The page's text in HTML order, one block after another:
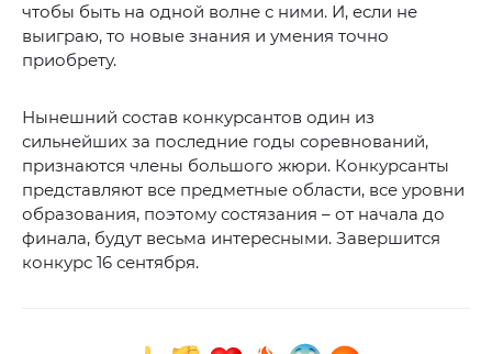
чтобы быть на одной волне с ними. И, если не
выиграю, то новые знания и умения точно
приобрету.
Нынешний состав конкурсантов один из
сильнейших за последние годы соревнований,
признаются члены большого жюри. Конкурсанты
представляют все предметные области, все уровни
образования, поэтому состязания – от начала до
финала, будут весьма интересными. Завершится
конкурс 16 сентября.